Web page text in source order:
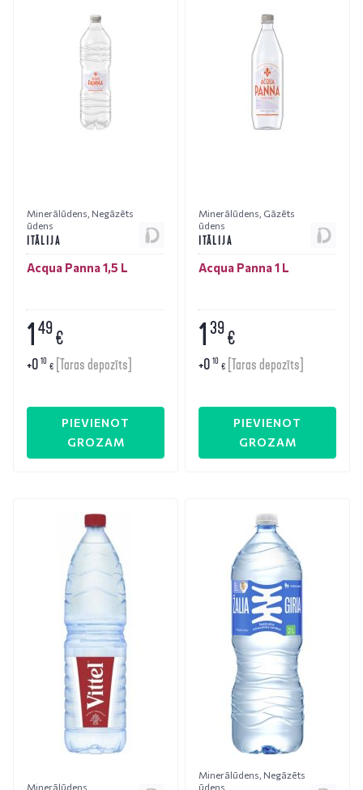
Minerālūdens, Negāzēts
ūdens
ITĀLIJA
Acqua Panna 1,5 L
149€
+0 10 € [Taras depozīts]
PIEVIENOT
GROZAM
Minerālūdens, Gāzēts
ūdens
ITĀLIJA
Acqua Panna 1 L
139€
+0 10 € [Taras depozīts]
PIEVIENOT
GROZAM
Minerālūdens
Minerālūdens Negāzēts
ūdens